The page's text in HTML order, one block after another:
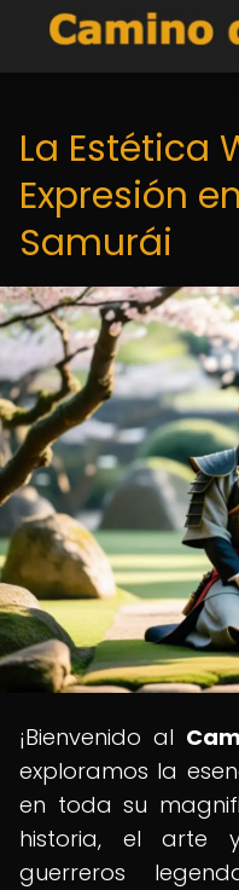
La Estética
Expresión
Samurái
¡Bienvenido al
exploramos la
en toda su
historia, el arte
guerreros